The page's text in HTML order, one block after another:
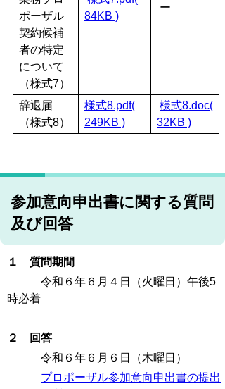
ポーザル
契約候補
者の特定
について
（様式7）
84KB )
ー
辞退届
（様式8）
様式8.pdf(
249KB )
様式8.doc(
32KB )
参加意向申出書に関する質問
及び回答
１ 質問期間
令和６年６月４日（火曜日）午後5
時必着
２ 回答
令和６年６月６日（木曜日）
プロポーザル参加意向申出書の提出